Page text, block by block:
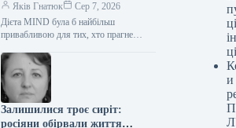
вплив на небезпеку
недоумства
Яків Гнатюк
Сер 7, 2026
Дієта MIND була б найбільш
привабливою для тих, хто прагне
Пиріг зі шпинатом / © Credits Дієта
MIND…
Залишилися троє сиріт:
росіяни обірвали життя
ці
и